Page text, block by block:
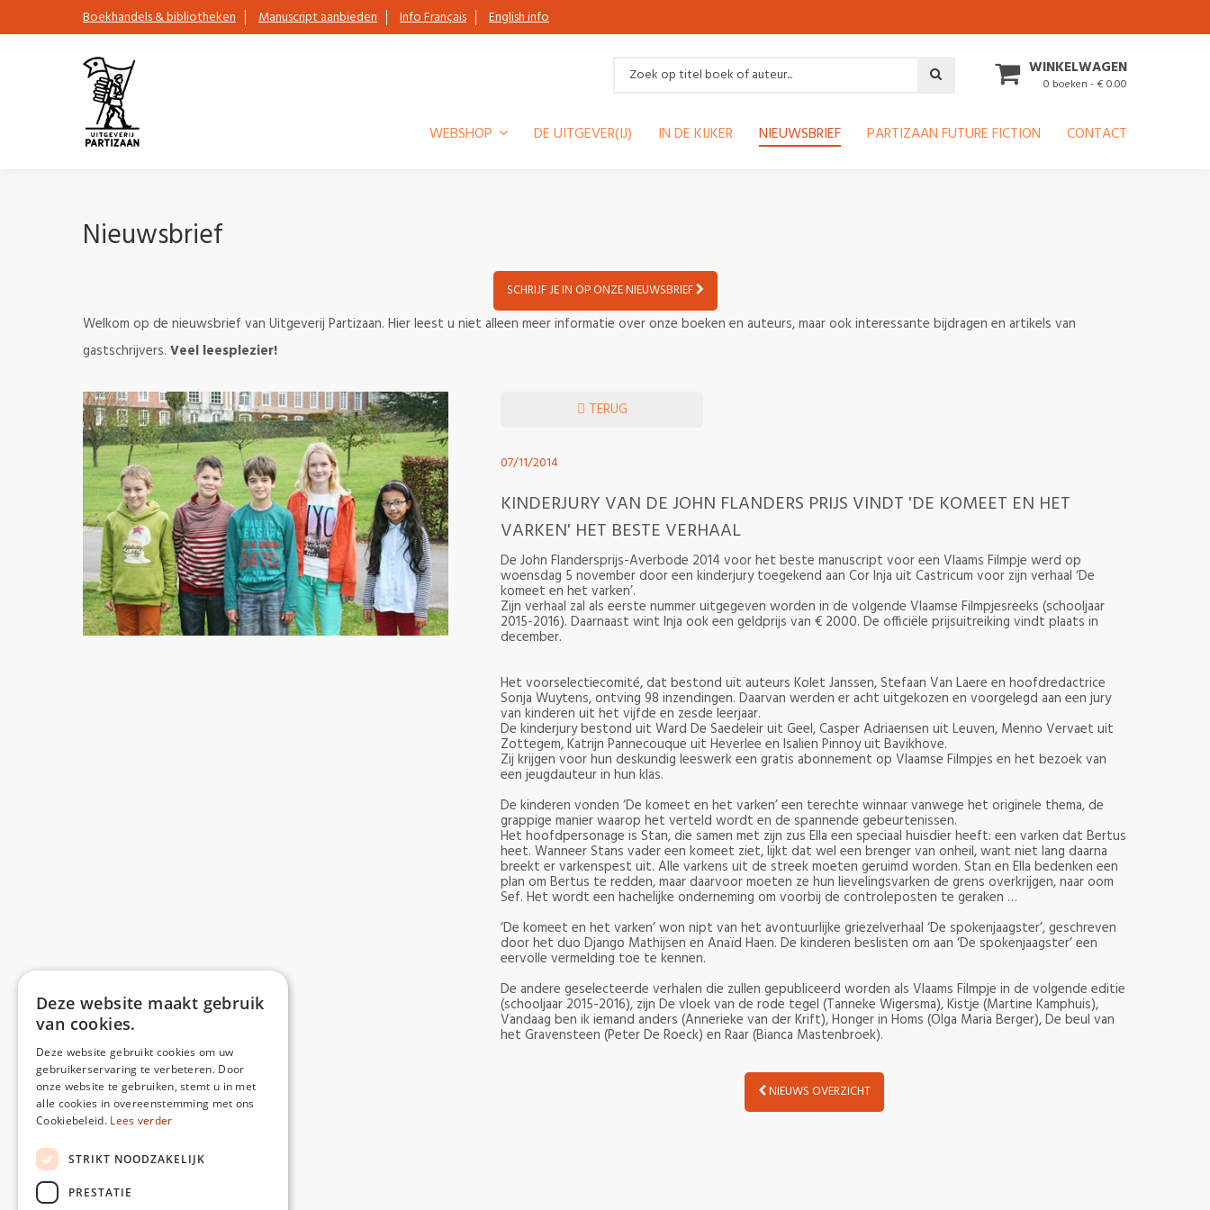
Boekhandels & bibliotheken Manuscript aanbieden Info Français English info
WINKELWAGEN
0 boeken - € 0.00
WEBSHOP DE UITGEVER(IJ) IN DE KIJKER NIEUWSBRIEF PARTIZAAN FUTURE FICTION CONTACT
Nieuwsbrief
SCHRIJF JE IN OP ONZE NIEUWSBRIEF
Welkom op de nieuwsbrief van Uitgeverij Partizaan. Hier leest u niet alleen meer informatie over onze boeken en auteurs, maar ook interessante bijdragen en artikels van
gastschrijvers. Veel leesplezier!
TERUG
07/11/2014
KINDERJURY VAN DE JOHN FLANDERS PRIJS VINDT 'DE KOMEET EN HET
VARKEN' HET BESTE VERHAAL
De John Flandersprijs-Averbode 2014 voor het beste manuscript voor een Vlaams Filmpje werd op
woensdag 5 november door een kinderjury toegekend aan Cor Inja uit Castricum voor zijn verhaal ‘De
komeet en het varken’.
Zijn verhaal zal als eerste nummer uitgegeven worden in de volgende Vlaamse Filmpjesreeks (schooljaar
2015-2016). Daarnaast wint Inja ook een geldprijs van € 2000. De officiële prijsuitreiking vindt plaats in
december.
Het voorselectiecomité, dat bestond uit auteurs Kolet Janssen, Stefaan Van Laere en hoofdredactrice
Sonja Wuytens, ontving 98 inzendingen. Daarvan werden er acht uitgekozen en voorgelegd aan een jury
van kinderen uit het vijfde en zesde leerjaar.
De kinderjury bestond uit Ward De Saedeleir uit Geel, Casper Adriaensen uit Leuven, Menno Vervaet uit
Zottegem, Katrijn Pannecouque uit Heverlee en Isalien Pinnoy uit Bavikhove.
Zij krijgen voor hun deskundig leeswerk een gratis abonnement op Vlaamse Filmpjes en het bezoek van
een jeugdauteur in hun klas.
De kinderen vonden ‘De komeet en het varken’ een terechte winnaar vanwege het originele thema, de
grappige manier waarop het verteld wordt en de spannende gebeurtenissen.
Het hoofdpersonage is Stan, die samen met zijn zus Ella een speciaal huisdier heeft: een varken dat Bertus
heet. Wanneer Stans vader een komeet ziet, lijkt dat wel een brenger van onheil, want niet lang daarna
breekt er varkenspest uit. Alle varkens uit de streek moeten geruimd worden. Stan en Ella bedenken een
plan om Bertus te redden, maar daarvoor moeten ze hun lievelingsvarken de grens overkrijgen, naar oom
Sef. Het wordt een hachelijke onderneming om voorbij de controleposten te geraken …
‘De komeet en het varken’ won nipt van het avontuurlijke griezelverhaal ‘De spokenjaagster’, geschreven
door het duo Django Mathijsen en Anaïd Haen. De kinderen beslisten om aan ‘De spokenjaagster’ een
eervolle vermelding toe te kennen.
De andere geselecteerde verhalen die zullen gepubliceerd worden als Vlaams Filmpje in de volgende editie
(schooljaar 2015-2016), zijn De vloek van de rode tegel (Tanneke Wigersma), Kistje (Martine Kamphuis),
Vandaag ben ik iemand anders (Annerieke van der Krift), Honger in Homs (Olga Maria Berger), De beul van
het Gravensteen (Peter De Roeck) en Raar (Bianca Mastenbroek).
NIEUWS OVERZICHT
share:
Deze website maakt gebruik
van cookies.
Deze website gebruikt cookies om uw
gebruikerservaring te verbeteren. Door
onze website te gebruiken, stemt u in met
alle cookies in overeenstemming met ons
Cookiebeleid. Lees verder
STRIKT NOODZAKELIJK
PRESTATIE